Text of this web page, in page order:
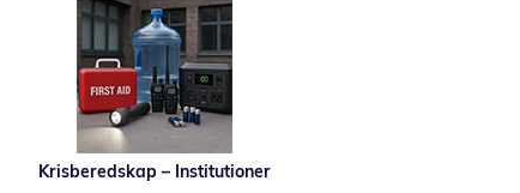
Krisberedskap – Institutioner